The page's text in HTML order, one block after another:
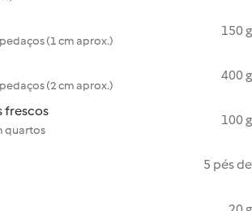
(1 cm aprox.)
150 g
(2 cm aprox.)
400 g
frescos
quartos
100 g
5 pés de